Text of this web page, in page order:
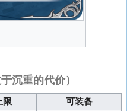
沉重的代价）
限
可装备